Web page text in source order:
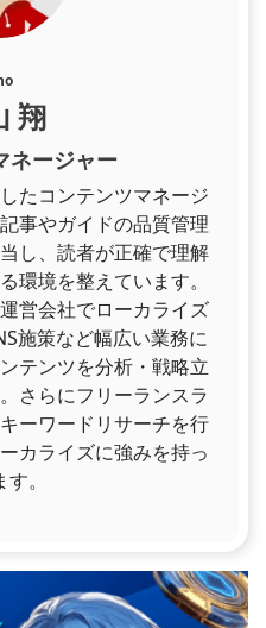
翔
ネージャー
たコンテンツマネージ
事やガイドの品質管理
し、読者が正確で理解
環境を整えています。
営会社でローカライズ
施策など幅広い業務に
テンツを分析・戦略立
さらにフリーランスラ
ーワードリサーチを行
カライズに強みを持っ
。